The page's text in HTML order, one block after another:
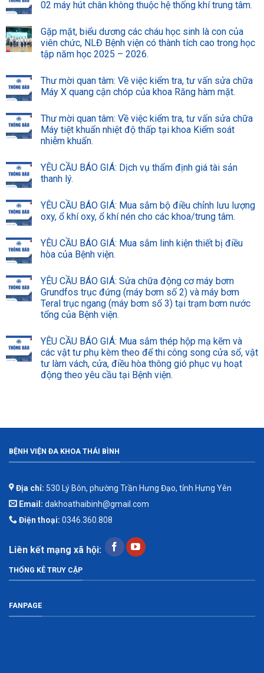
02 máy hút chân không thuộc hệ thống khí trung tâm.
Gặp mặt, biểu dương các cháu học sinh là con của
viên chức, NLĐ Bệnh viện có thành tích cao trong học
tập năm học 2025 – 2026.
Thư mời quan tâm: Về việc kiểm tra, tư vấn sửa chữa
Máy X quang cận chóp của khoa Răng hàm mặt.
Thư mời quan tâm: Về việc kiểm tra, tư vấn sửa chữa
Máy tiệt khuẩn nhiệt độ thấp tại khoa Kiểm soát
nhiễm khuẩn.
YÊU CẦU BÁO GIÁ: Dịch vụ thẩm định giá tài sản
thanh lý.
YÊU CẦU BÁO GIÁ: Mua sắm bộ điều chỉnh lưu lượng
oxy, ổ khí oxy, ổ khí nén cho các khoa/trung tâm.
YÊU CẦU BÁO GIÁ: Mua sắm linh kiện thiết bị điều
hòa của Bệnh viện.
YÊU CẦU BÁO GIÁ: Sửa chữa động cơ máy bơm
Grundfos trục đứng (máy bơm số 2) và máy bơm
Teral trục ngang (máy bơm số 3) tại trạm bơm nước
tổng của Bệnh viện.
YÊU CẦU BÁO GIÁ: Mua sắm thép hộp mạ kẽm và
các vật tư phụ kèm theo để thi công song cửa sổ, vật
tư làm vách, cửa, điều hòa thông gió phục vụ hoạt
động theo yêu cầu tại Bệnh viện.
BỆNH VIỆN ĐA KHOA THÁI BÌNH
Địa chỉ: 530 Lý Bôn, phường Trần Hưng Đạo, tỉnh Hưng Yên
Email: dakhoathaibinh@gmail.com
Điện thoại: 0346.360.808
Liên kết mạng xã hội:
THỐNG KÊ TRUY CẬP
FANPAGE